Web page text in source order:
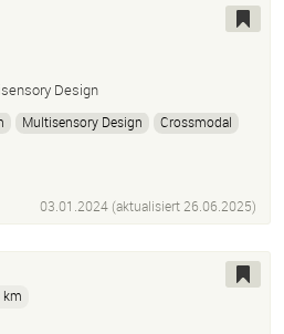
Design
Multisensory Design
Crossmodal
03.01.2024 (aktualisiert26.06.2025)
km